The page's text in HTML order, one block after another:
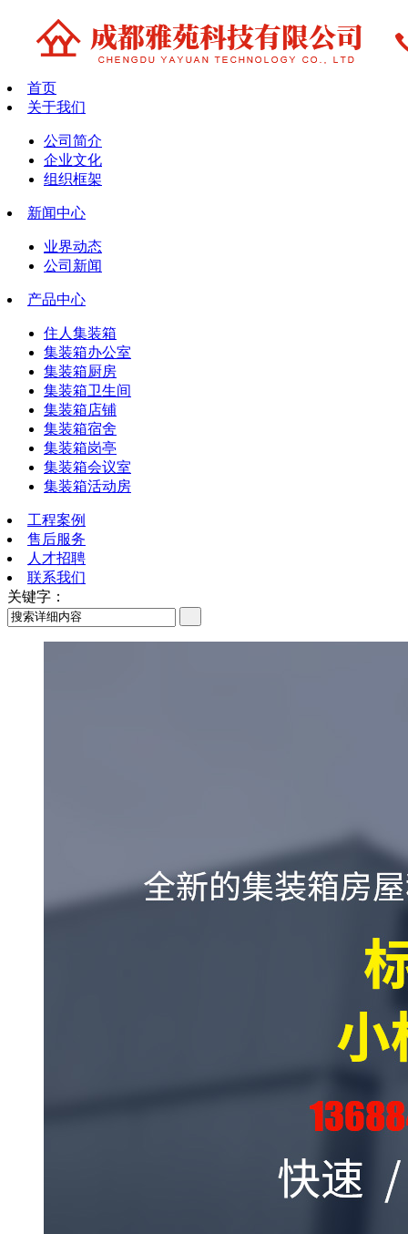
首页
关于我们
公司简介
企业文化
组织框架
新闻中心
业界动态
公司新闻
产品中心
住人集装箱
集装箱办公室
集装箱厨房
集装箱卫生间
集装箱店铺
集装箱宿舍
集装箱岗亭
集装箱会议室
集装箱活动房
工程案例
售后服务
人才招聘
联系我们
关键字：